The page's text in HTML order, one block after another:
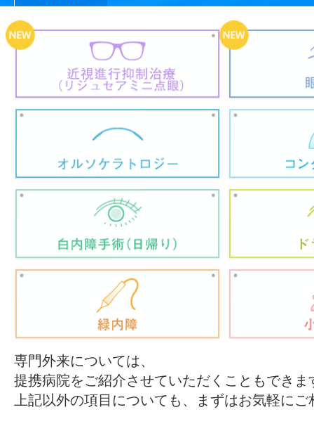
専門外来については、
提携病院をご紹介させていただくこともできま
上記以外の項目についても、まずはお気軽に